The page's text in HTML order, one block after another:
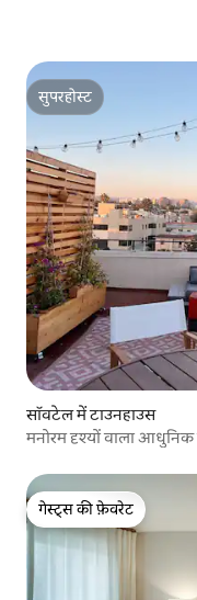
सुपरहोस्ट
सुपरहोस्ट
सॉवटेल में टाउनहाउस
मनोरम दृश्यों वाला
गेस्ट्स की फ़ेवरेट
गेस्ट्स की फ़ेवरेट